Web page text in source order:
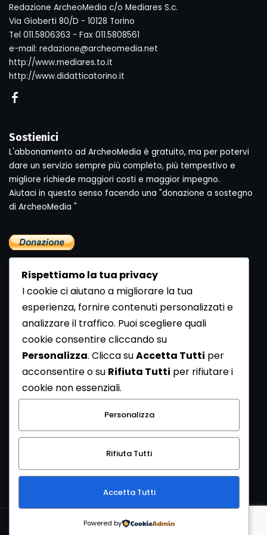
Redazione ArcheoMedia c/o Mediares S.c.
Via Gioberti 80/D - 10128 Torino
Tel 011.5806363 - Fax 011.5808561
e-mail: redazione@archeomedia.net
http://www.mediares.to.it
http://www.didatticatorino.it
Sostienici
L'abbonamento ad ArcheoMedia è gratuito, ma per potervi
dare un servizio sempre più completo, più tempestivo e
migliore richiede maggiori costi e maggior impegno.
Aiutaci in questo senso facendo una "donazione a sostegno
di ArcheoMedia "
Newsletter
Se vuoi ricevere la Rivista gratuita di archeologia realizzata
dalla Redazione di ArcheoMedia iscriviti alla nostra
Newsletter [Clicca Qui]
Con l'invio del messaggio l'utente dichiara di aver letto
l’informativa sulla privacy e di acconsentire al trattamento
dei propri dati personali.
Copyright © 1999-2026Mediares S.c.PI 07341730013 - [
Rispettiamo la tua privacy
I cookie ci aiutano a migliorare la tua
esperienza, fornire contenuti personalizzati e
analizzare il traffico. Puoi scegliere quali
cookie consentire cliccando su
Personalizza. Clicca suAccetta Tutti per
acconsentire o su Rifiuta Tutti per rifiutare i
cookie non essenziali.
Personalizza
Rifiuta Tutti
Accetta Tutti
Powered by